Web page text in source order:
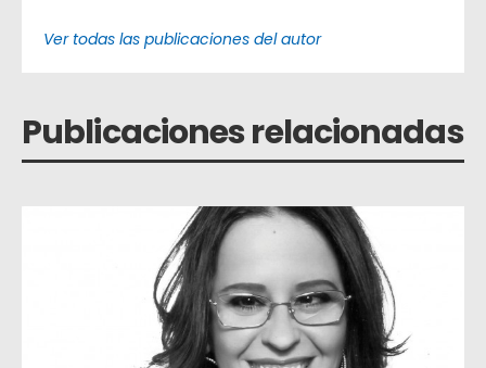
Ver todas las publicaciones del autor
Publicaciones relacionadas